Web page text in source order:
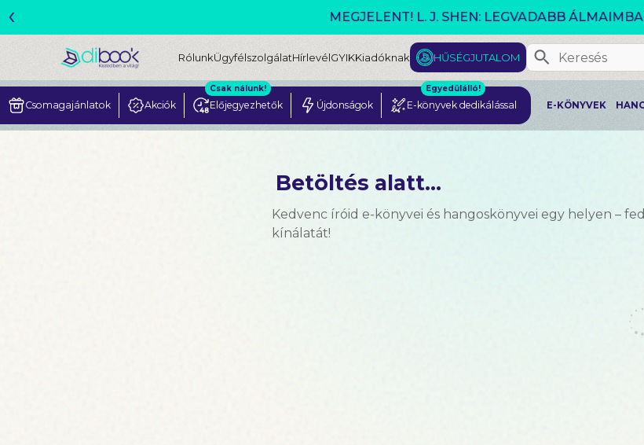
VÁLTOZÓ VILÁG AKCIÓ!
‹
RólunkÜgyfélszolgálatHírlevélGYIKKiadóknak HŰSÉGJUTALOM
Csomagajánlatok Akciók Előjegyezhetők
Csak nálunk!
Újdonságok E-könyvek dedikálással
Egyedülálló!
E-KÖNYVEK
Betöltés alatt...
Kedvenc íróid e-könyvei és hangoskönyvei egy helyen –
kínálatát!